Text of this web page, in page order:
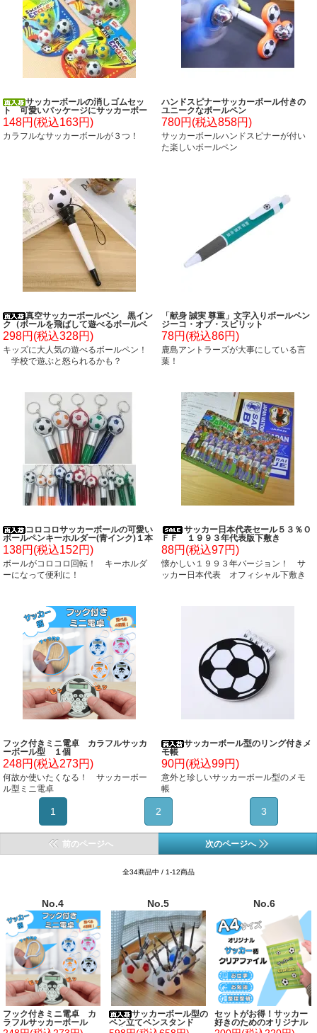
サッカーボールの消しゴムセッ
ト 可愛いパッケージにサッカーボー
ル３個入り
148円(税込163円)
カラフルなサッカーボールが３つ！
ハンドスピナーサッカーボール付きの
ユニークなボールペン
780円(税込858円)
サッカーボールハンドスピナーが付い
た楽しいボールペン
真空サッカーボールペン 黒イン
ク（ボールを飛ばして遊べるボールペ
ン）
298円(税込328円)
キッズに大人気の遊べるボールペン！
学校で遊ぶと怒られるかも？
「献身 誠実 尊重」文字入りボールペン
ジーコ・オブ・スピリット
78円(税込86円)
鹿島アントラーズが大事にしている言
葉！
コロコロサッカーボールの可愛い
ボールペンキーホルダー(青インク)１本
138円(税込152円)
ボールがコロコロ回転！ キーホルダ
ーになって便利に！
サッカー日本代表セール５３％Ｏ
ＦＦ １９９３年代表版下敷き
88円(税込97円)
懐かしい１９９３年バージョン！ サ
ッカー日本代表 オフィシャル下敷き
フック付きミニ電卓 カラフルサッカ
ーボール型 １個
248円(税込273円)
何故か使いたくなる！ サッカーボー
ル型ミニ電卓
サッカーボール型のリング付きメ
モ帳
90円(税込99円)
意外と珍しいサッカーボール型のメモ
帳
1 2 3
前のページへ 次のページへ
全34商品中 / 1-12商品
No.4
フック付きミニ電卓 カ
ラフルサッカーボール
型 １個
No.5
サッカーボール型の
ペン立てペンスタンド
（歯ブラシたてにも！）
No.6
セットがお得！サッカー
好きのためのオリジナル
クリアファイル単価１８